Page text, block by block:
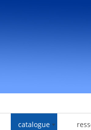
catalogue